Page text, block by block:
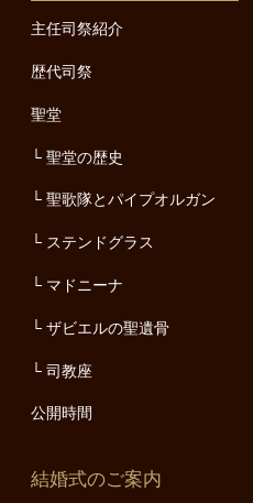
主任司祭紹介
歴代司祭
聖堂
聖堂の歴史
聖歌隊とパイプオルガン
ステンドグラス
マドニーナ
ザビエルの聖遺骨
司教座
公開時間
結婚式のご案内